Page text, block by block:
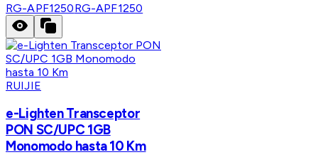
RG-APF1250RG-APF1250
RUIJIE
e-Lighten Transceptor
PON SC/UPC 1GB
Monomodo hasta 10 Km